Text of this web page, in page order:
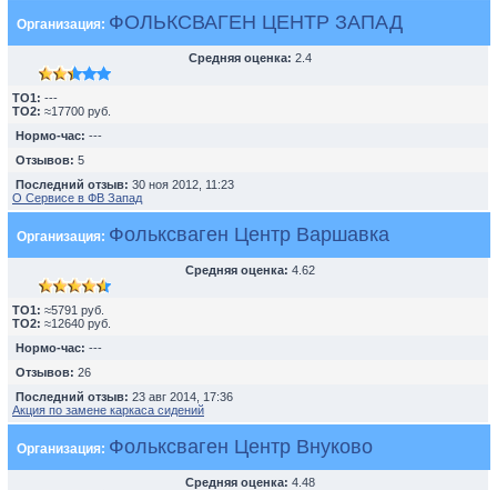
Организация: ФОЛЬКСВАГЕН ЦЕНТР ЗАПАД
Средняя оценка: 2.4
TO1: ---
TO2: ≈17700 руб.
Нормо-час: ---
Отзывов: 5
Последний отзыв: 30 ноя 2012, 11:23
О Сервисе в ФВ Запад
Организация: Фольксваген Центр Варшавка
Средняя оценка: 4.62
TO1: ≈5791 руб.
TO2: ≈12640 руб.
Нормо-час: ---
Отзывов: 26
Последний отзыв: 23 авг 2014, 17:36
Акция по замене каркаса сидений
Организация: Фольксваген Центр Внуково
Средняя оценка: 4.48